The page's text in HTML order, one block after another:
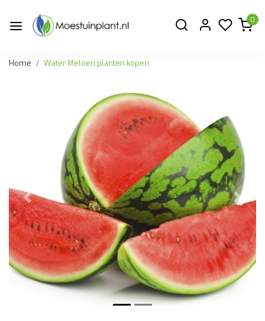
0
Home Water Meloen planten kopen
Vorige